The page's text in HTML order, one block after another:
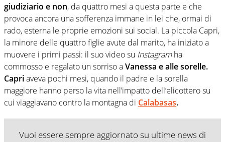
giudiziario e non, da quattro mesi a questa parte e che
provoca ancora una sofferenza immane in lei che, ormai di
rado, esterna le proprie emozioni sui social. La piccola Capri,
la minore delle quattro figlie avute dal marito, ha iniziato a
muovere i primi passi: il suo video su Instagramha
commosso e regalato un sorriso aVanessa e alle sorelle.
Capriaveva pochi mesi, quando il padre e la sorella
maggiore hanno perso la vita nell’impatto dell’elicottero su
cui viaggiavano contro la montagna di Calabasas.
Vuoi essere sempre aggiornato su ultime news di